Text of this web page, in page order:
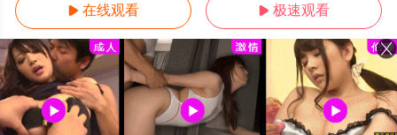
 在线观看  极速观看